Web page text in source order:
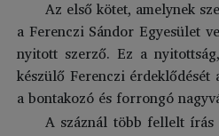
Az első kötet, amelynek
a Ferenczi Sándor Egyesület
nyitott szerző. Ez a
készülő Ferenczi
a bontakozó és forrongó
A száznál több fellelt írás